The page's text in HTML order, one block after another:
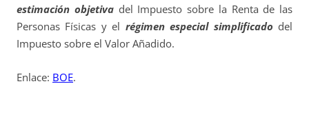
estimación objetivadel Impuesto sobre la Renta de las
Personas Físicas y el régimen especial simplificado del
Impuesto sobre el Valor Añadido.
Enlace: BOE.